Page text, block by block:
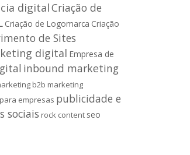
digitalCriação de
Criação de Logomarca Criação
de Sites
digital Empresa de
inbound marketing
b2b marketing
empresas publicidade e
sociais rock content seo